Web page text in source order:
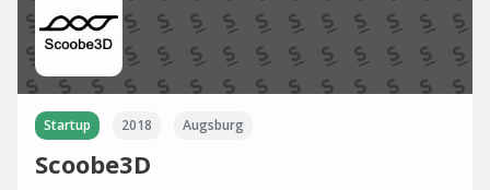
Startup 2018 Augsburg
Scoobe3D